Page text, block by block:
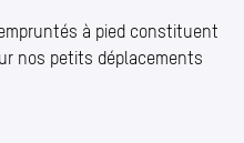
à pied constituent
nos petits déplacements